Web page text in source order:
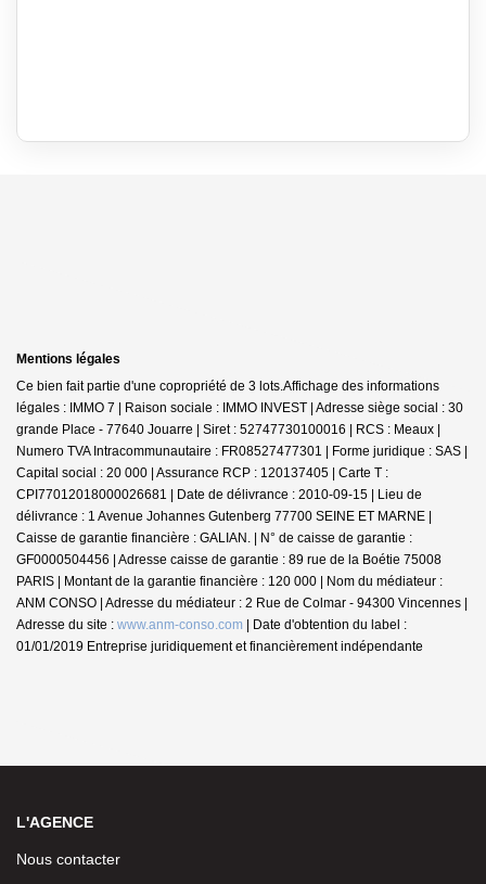
Mentions légales
Ce bien fait partie d'une copropriété de 3 lots.Affichage des informations
légales : IMMO 7 | Raison sociale : IMMO INVEST | Adresse siège social : 30
grande Place - 77640 Jouarre | Siret : 52747730100016 | RCS : Meaux |
Numero TVA Intracommunautaire : FR08527477301 | Forme juridique : SAS |
Capital social : 20 000 | Assurance RCP : 120137405 | Carte T :
CPI77012018000026681 | Date de délivrance : 2010-09-15 | Lieu de
délivrance : 1 Avenue Johannes Gutenberg 77700 SEINE ET MARNE |
Caisse de garantie financière : GALIAN. | N° de caisse de garantie :
GF0000504456 | Adresse caisse de garantie : 89 rue de la Boétie 75008
PARIS | Montant de la garantie financière : 120 000 | Nom du médiateur :
ANM CONSO | Adresse du médiateur : 2 Rue de Colmar - 94300 Vincennes |
Adresse du site : www.anm-conso.com | Date d'obtention du label :
01/01/2019 Entreprise juridiquement et financièrement indépendante
L'AGENCE
Nous contacter